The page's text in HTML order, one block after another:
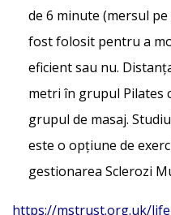
de 6 minute (mersul
fost folosit pentru a
eficient sau nu.
metri în grupul Pilates
grupul de masaj.
este o opțiune de
gestionarea Sclerozi
https://mstrust.org.uk/